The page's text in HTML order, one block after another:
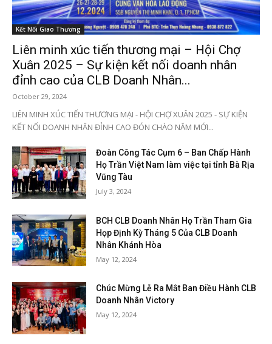
Kết Nối Giao Thương
Liên minh xúc tiến thương mại – Hội Chợ
Xuân 2025 – Sự kiện kết nối doanh nhân
đỉnh cao của CLB Doanh Nhân...
October 29, 2024
LIÊN MINH XÚC TIẾN THƯƠNG MẠI - HỘI CHỢ XUÂN 2025 - SỰ KIỆN
KẾT NỐI DOANH NHÂN ĐỈNH CAO ĐÓN CHÀO NĂM MỚI...
Đoàn Công Tác Cụm 6 – Ban Chấp Hành
Họ Trần Việt Nam làm việc tại tỉnh Bà Rịa
Vũng Tàu
July 3, 2024
BCH CLB Doanh Nhân Họ Trần Tham Gia
Họp Định Kỳ Tháng 5 Của CLB Doanh
Nhân Khánh Hòa
May 12, 2024
Chúc Mừng Lễ Ra Mắt Ban Điều Hành CLB
Doanh Nhân Victory
May 12, 2024